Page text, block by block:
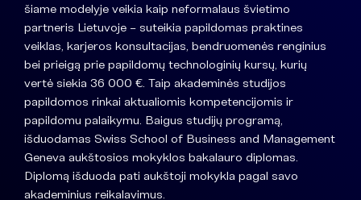
šiame modelyje veikia kaip neformalaus švietimo
partneris Lietuvoje – suteikia papildomas praktines
veiklas, karjeros konsultacijas, bendruomenės renginius
bei prieigą prie papildomų technologinių kursų, kurių
vertė siekia 36 000 €. Taip akademinės studijos
papildomos rinkai aktualiomis kompetencijomis ir
papildomu palaikymu. Baigus studijų programą,
išduodamas Swiss School of Business and Management
Geneva aukštosios mokyklos bakalauro diplomas.
Diplomą išduoda pati aukštoji mokykla pagal savo
akademinius reikalavimus.